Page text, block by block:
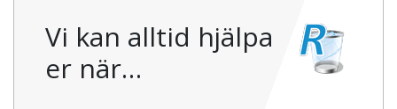
Vi kan alltid hjälpa
er när…